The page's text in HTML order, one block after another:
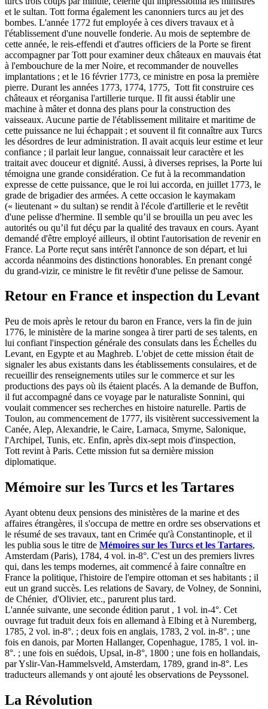
et le sultan. Tott forma également les canonniers turcs au jet des
bombes. L'année 1772 fut employée à ces divers travaux et à
l'établissement d'une nouvelle fonderie. Au mois de septembre de
cette année, le reis-effendi et d'autres officiers de la Porte se firent
accompagner par Tott pour examiner deux châteaux en mauvais état
à l'embouchure de la mer Noire, et recommander de nouvelles
implantations ; et le 16 février 1773, ce ministre en posa la première
pierre. Durant les années 1773, 1774, 1775, Tott fit construire ces
châteaux et réorganisa l'artillerie turque. Il fit aussi établir une
machine à mâter et donna des plans pour la construction des
vaisseaux. Aucune partie de l'établissement militaire et maritime de
cette puissance ne lui échappait ; et souvent il fit connaître aux Turcs
les désordres de leur administration. Il avait acquis leur estime et leur
confiance ; il parlait leur langue, connaissait leur caractère et les
traitait avec douceur et dignité. Aussi, à diverses reprises, la Porte lui
témoigna une grande considération. Ce fut à la recommandation
expresse de cette puissance, que le roi lui accorda, en juillet 1773, le
grade de brigadier des armées. A cette occasion le kaymakam
(« lieutenant » du sultan) se rendit à l'école d'artillerie et le revêtit
d'une pelisse d'hermine. Il semble qu’il se brouilla un peu avec les
autorités ou qu’il fut déçu par la qualité des travaux en cours. Ayant
demandé d'être employé ailleurs, il obtint l'autorisation de revenir en
France. La Porte reçut sans intérêt l'annonce de son départ, et lui
accorda néanmoins des distinctions honorables. En prenant congé
du grand-vizir, ce ministre le fit revêtir d'une pelisse de Samour.
Retour en France et inspection du Levant
Peu de mois après le retour du baron en France, vers la fin de juin
1776, le ministère de la marine songea à tirer parti de ses talents, en
lui confiant l'inspection générale des consulats dans les Échelles du
Levant, en Egypte et au Maghreb. L'objet de cette mission était de
signaler les abus existants dans les établissements consulaires, et de
recueillir des renseignements utiles sur le commerce et sur les
productions des pays où ils étaient placés. A la demande de Buffon,
il fut accompagné dans ce voyage par le naturaliste Sonnini, qui
voulait commencer ses recherches en histoire naturelle. Partis de
Toulon, au commencement de 1777, ils visitèrent successivement la
Canée, Alep, Alexandrie, le Caire, Larnaca, Smyrne, Salonique,
l'Archipel, Tunis, etc. Enfin, après dix-sept mois d'inspection,
Tott revint à Paris. Cette mission fut sa dernière mission
diplomatique.
Mémoire sur les Turcs et les Tartares
Ayant obtenu deux pensions des ministères de la marine et des
affaires étrangères, il s'occupa de mettre en ordre ses observations et
le résumé de ses travaux, tant en Crimée qu'à Constantinople, et il
les publia sous le titre de Mémoires sur les Turcs et les Tartares,
Amsterdam (Paris), 1784, 4 vol. in-8°. C'est un des premiers livres
qui, dans les temps modernes, ait commencé à faire connaître en
France la politique, l'histoire de l'empire ottoman et ses habitants ; il
eut un grand succès. Les relations de Savary, de Volney, de Sonnini,
de Chénier, d'Olivier, etc., parurent plus tard.
L'année suivante, une seconde édition parut , 1 vol. in-4°. Cet
ouvrage fut traduit deux fois en allemand à Elbing et à Nuremberg,
1785, 2 vol. in-8°. ; deux fois en anglais, 1783, 2 vol. in-8°. ; une
fois en danois, par Morten Hallanger, Copenhague, 1785, 1 vol. in-
8°. ; une fois en suédois, Upsal, in-8°, 1800 ; une fois en hollandais,
par Yslir-Van-Hammelsveld, Amsterdam, 1789, grand in-8°. Les
traducteurs allemands y ont ajouté les observations de Peyssonel.
La Révolution